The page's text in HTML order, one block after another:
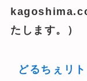
たします。）
どるちぇリ